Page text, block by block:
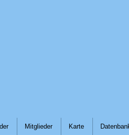
Mitglieder Karte